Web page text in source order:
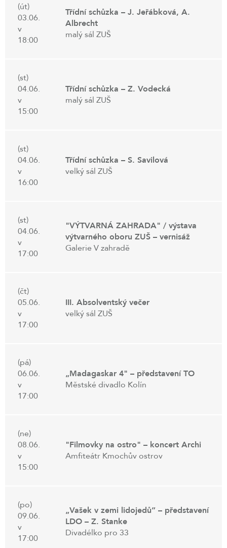
(út)
03.06.
v
18:00
Třídní schůzka – J. Jeřábková, A.
Albrecht
malý sál ZUŠ
(st)
04.06.
v
15:00
Třídní schůzka – Z. Vodecká
malý sál ZUŠ
(st)
04.06.
v
16:00
Třídní schůzka – S. Savilová
velký sál ZUŠ
(st)
04.06.
v
17:00
"VÝTVARNÁ ZAHRADA" / výstava
výtvarného oboru ZUŠ – vernisáž
Galerie V zahradě
(čt)
05.06.
v
17:00
III. Absolventský večer
velký sál ZUŠ
(pá)
06.06.
v
17:00
„Madagaskar 4" – představení TO
Městské divadlo Kolín
(ne)
08.06.
v
15:00
"Filmovky na ostro" – koncert Archi
Amfiteátr Kmochův ostrov
(po)
09.06.
v
17:00
„Vašek v zemi lidojedů” – představení
LDO – Z. Stanke
Divadélko pro 33